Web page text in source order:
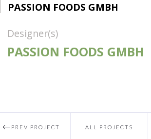
PASSION FOODS GMBH
Designer(s)
PASSION FOODS GMBH
PREV PROJECT ALL PROJECTS